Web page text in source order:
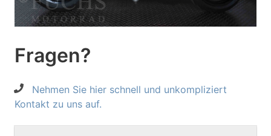
Fragen?
Nehmen Sie hier schnell und unkompliziert
Kontakt zu uns auf.